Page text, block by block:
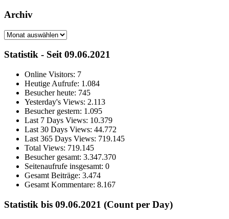
Archiv
Archiv
Statistik - Seit 09.06.2021
Online Visitors: 7
Heutige Aufrufe: 1.084
Besucher heute: 745
Yesterday's Views: 2.113
Besucher gestern: 1.095
Last 7 Days Views: 10.379
Last 30 Days Views: 44.772
Last 365 Days Views: 719.145
Total Views: 719.145
Besucher gesamt: 3.347.370
Seitenaufrufe insgesamt: 0
Gesamt Beiträge: 3.474
Gesamt Kommentare: 8.167
Statistik bis 09.06.2021 (Count per Day)